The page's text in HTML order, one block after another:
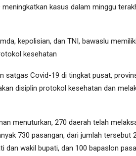
kasus dalam minggu
kepolisian, dan TNI, bawaslu
kesehatan
satgas Covid-19 di tingkat pusat,
disiplin protokol kesehatan dan
menuturkan, 270 daerah telah
730 pasangan, dari jumlah tersebut
dan wakil bupati, dan 100 bapaslon